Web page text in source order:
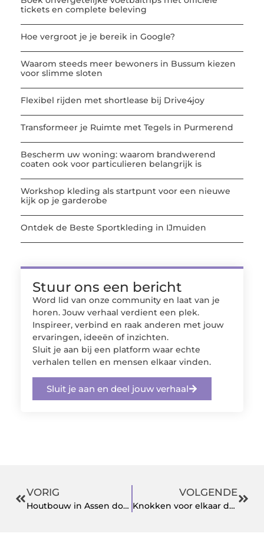
tickets en complete beleving
Hoe vergroot je je bereik in Google?
Waarom steeds meer bewoners in Bussum kiezen
voor slimme sloten
Flexibel rijden met shortlease bij Drive4joy
Transformeer je Ruimte met Tegels in Purmerend
Bescherm uw woning: waarom brandwerend
coaten ook voor particulieren belangrijk is
Workshop kleding als startpunt voor een nieuwe
kijk op je garderobe
Ontdek de Beste Sportkleding in IJmuiden
Stuur ons een bericht
Word lid van onze community en laat van je
horen. Jouw verhaal verdient een plek.
Inspireer, verbind en raak anderen met jouw
ervaringen, ideeën of inzichten.
Sluit je aan bij een platform waar echte
verhalen tellen en mensen elkaar vinden.
Sluit je aan en deel jouw verhaal
VORIG
Houtbouw in Assen door Fries Houtbouw
VOLGENDE
Knokken voor elkaar door relatietherapie in Apeldoorn